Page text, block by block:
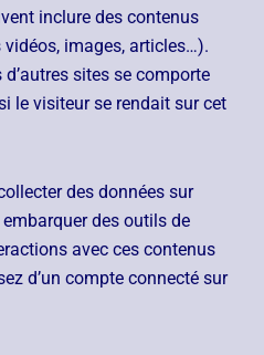
inclure des contenus
images, articles…).
sites se comporte
le visiteur se rendait sur cet
des données sur
des outils de
avec ces contenus
d’un compte connecté sur